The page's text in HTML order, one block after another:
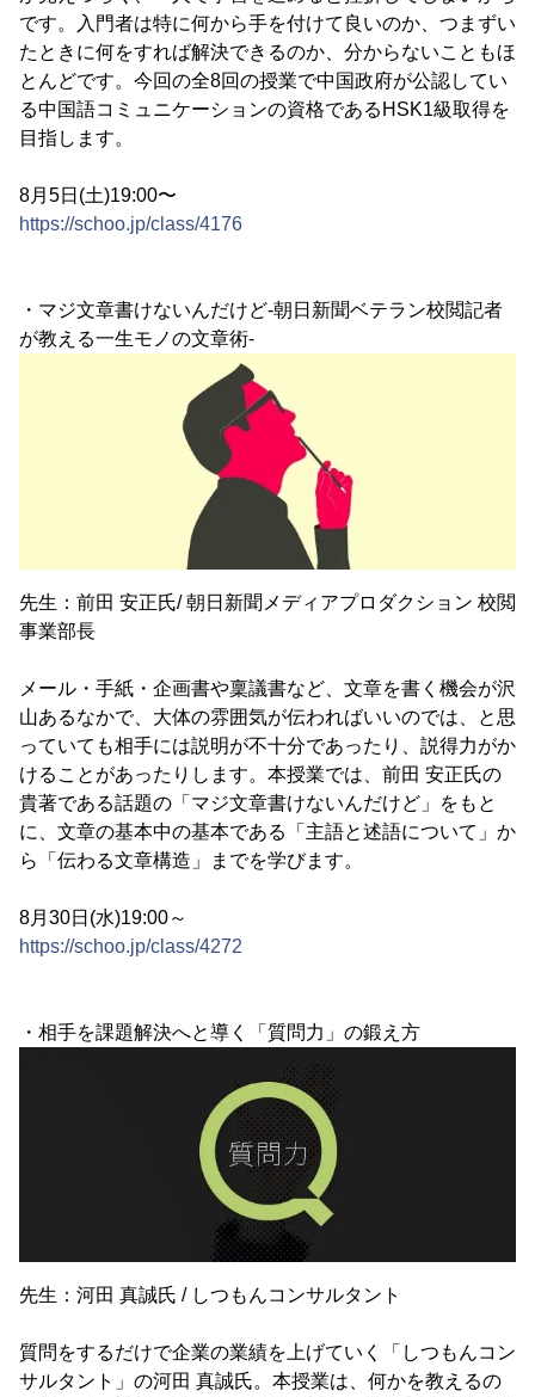
です。入門者は特に何から手を付けて良いのか、つまずい
たときに何をすれば解決できるのか、分からないこともほ
とんどです。今回の全8回の授業で中国政府が公認してい
る中国語コミュニケーションの資格であるHSK1級取得を
目指します。
8月5日(土)19:00〜
https://schoo.jp/class/4176
・マジ文章書けないんだけど-朝日新聞ベテラン校閲記者
が教える一生モノの文章術-
先生：前田 安正氏/ 朝日新聞メディアプロダクション 校閲
事業部長
メール・手紙・企画書や稟議書など、文章を書く機会が沢
山あるなかで、大体の雰囲気が伝わればいいのでは、と思
っていても相手には説明が不十分であったり、説得力がか
けることがあったりします。本授業では、前田 安正氏の
貴著である話題の「マジ文章書けないんだけど」をもと
に、文章の基本中の基本である「主語と述語について」か
ら「伝わる文章構造」までを学びます。
8月30日(水)19:00～
https://schoo.jp/class/4272
・相手を課題解決へと導く「質問力」の鍛え方
先生：河田 真誠氏 / しつもんコンサルタント
質問をするだけで企業の業績を上げていく「しつもんコン
サルタント」の河田 真誠氏。本授業は、何かを教えるの